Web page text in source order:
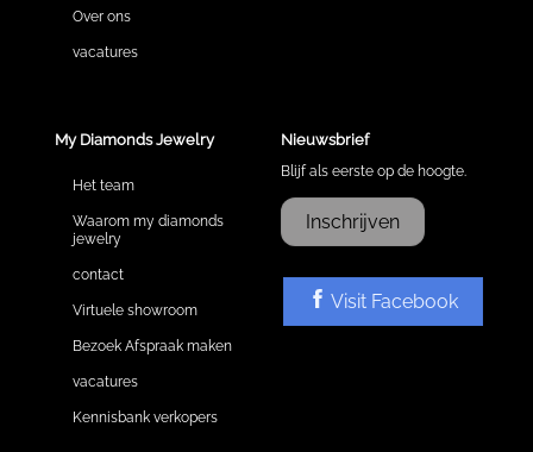
Over ons
vacatures
My Diamonds Jewelry
Het team
Waarom my diamonds
jewelry
contact
Virtuele showroom
Bezoek Afspraak maken
vacatures
Kennisbank verkopers
Nieuwsbrief
Blijf als eerste op de hoogte.
Inschrijven
Visit Facebook